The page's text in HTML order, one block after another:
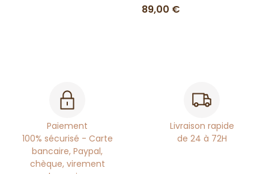
89,00 €
Paiement
100% sécurisé - Carte
bancaire, Paypal,
chèque, virement
Livraison rapide
de 24 à 72H